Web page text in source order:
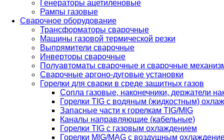
Генераторы ацетиленовые
Рампы газовые
Сварочное оборудование
Трансформаторы сварочные
Машины газовой термической резки
Выпрямители сварочные
Инверторы сварочные
Полуавтоматы сварочные и сварочные
Сварочные аргоно-дуговые установки
Горелки для сварки в среде защитных газов
Сопла газовые, наконечники, держатели
Горелки TIG с водяным (жидкостным)
Запасные части к горелкам TIG/MIG
Каналы направляющие (кабельные)
Горелки TIG с газовым охлаждением
Горелки MIG/MAG с воздушным